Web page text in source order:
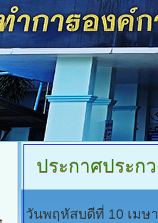
ประกาศประก
วันพฤหัสบดีที่ 10 เมษ